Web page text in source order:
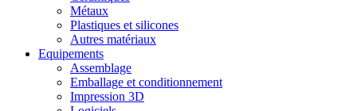
Métaux
Plastiques et silicones
Autres matériaux
Equipements
Assemblage
Emballage et conditionnement
Impression 3D